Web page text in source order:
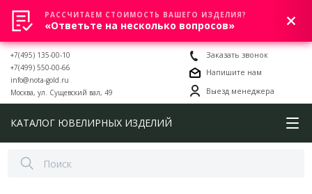
0
+7(495) 135-00-10
+7(499) 550-00-66
info@nota-gold.ru
Москва, ул. Сущевский вал, 49
Заказать звонок
Напишите нам
Выезд менеджера
КАТАЛОГ ЮВЕЛИРНЫХ ИЗДЕЛИЙ
РАССЧИТАЕМ СТОИМОСТЬ ВАШЕГО ИЗДЕЛИЯ?
«Ответьте на несколько вопросов»